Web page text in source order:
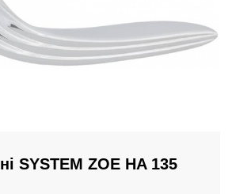
SYSTEM ZOE HA 135